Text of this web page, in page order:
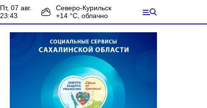
пт, 07 авг.
23:43
Северо-Курильск
+14 °С, облачно